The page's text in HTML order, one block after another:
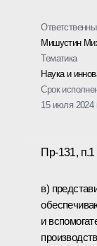
Мишустин
Тематика
Наука и
Срок
15 июля 2024
Пр-131, п.1
в)
и